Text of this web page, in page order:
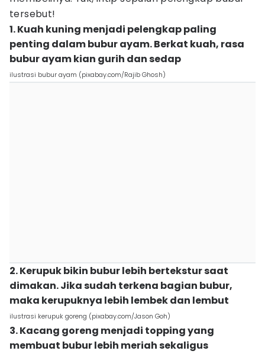
tersebut!
1. Kuah kuning menjadi pelengkap paling
penting dalam bubur ayam. Berkat kuah, rasa
bubur ayam kian gurih dan sedap
ilustrasi bubur ayam (pixabay.com/Rajib Ghosh)
2. Kerupuk bikin bubur lebih bertekstur saat
dimakan. Jika sudah terkena bagian bubur,
maka kerupuknya lebih lembek dan lembut
ilustrasi kerupuk goreng (pixabay.com/Jason Goh)
3. Kacang goreng menjadi topping yang
membuat bubur lebih meriah sekaligus